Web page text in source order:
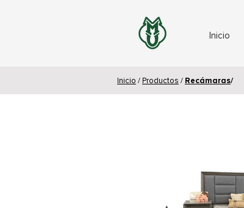
Inicio
Inicio / Productos / Recámaras/